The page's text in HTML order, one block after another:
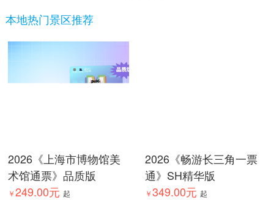
本地热门景区推荐
2026《上海市博物馆美
术馆通票》品质版
￥249.00元 起
2026《畅游长三角一票
通》SH精华版
￥349.00元 起